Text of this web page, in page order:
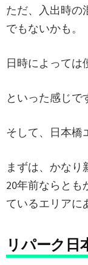
ただ、入出時の
でもないかも。
日時によっては
といった感じで
そして、日本橋
まずは、かなり
20年前ならとも
ているエリアに
リパーク日